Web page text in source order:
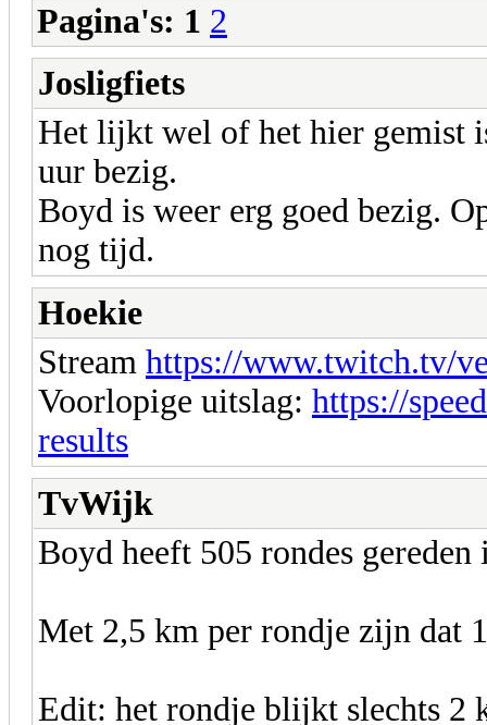
Pagina's: 1 2
Josligfiets
Het lijkt wel of het hier gemist
uur bezig.
Boyd is weer erg goed bezig.
nog tijd.
Hoekie
Stream https://www.twitch.tv/
Voorlopige uitslag: https://
results
TvWijk
Boyd heeft 505 rondes
Met 2,5 km per rondje zijn dat
Edit: het rondje blijkt slechts 2